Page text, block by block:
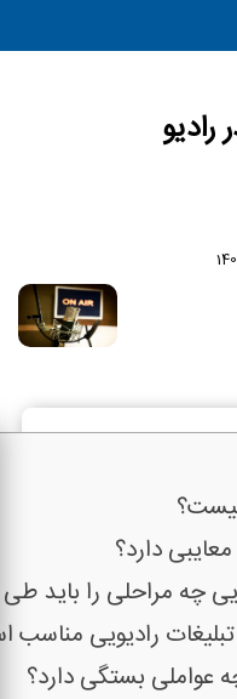
رادیو
دارد؟
چه مراحلی را باید
رادیویی مناسب
عواملی بستگی دارد؟